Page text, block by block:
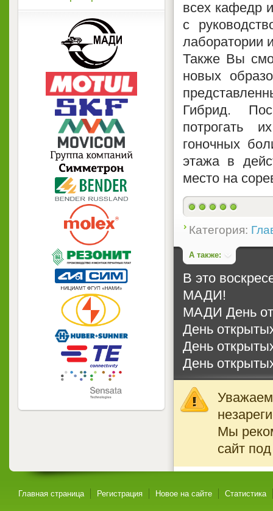
всех кафедр
с
лаборатории
Также Вы
новых
Гибрид.
потрогать
гоночных
этажа в
место на
Категория:
А также:
В это
МАДИ!
МАДИ День
День
День
День
Мы
сайт
Главная страница Регистрация Новое на сайте Статистика